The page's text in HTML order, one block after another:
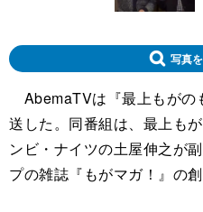
写真
AbemaTVは『最上もがの
送した。同番組は、最上も
ンビ・ナイツの土屋伸之が
プの雑誌『もがマガ！』の創